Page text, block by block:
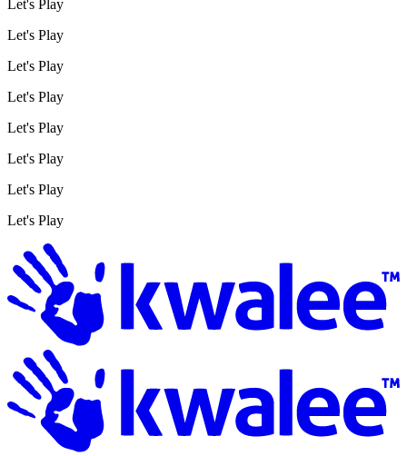
Let's Play
Let's Play
Let's Play
Let's Play
Let's Play
Let's Play
Let's Play
Let's Play